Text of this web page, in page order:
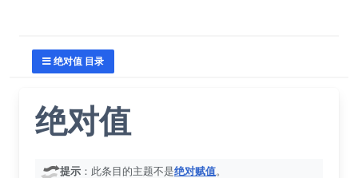
绝对值 目录
绝对值
提示 ：此条目的主题不是绝对赋值。